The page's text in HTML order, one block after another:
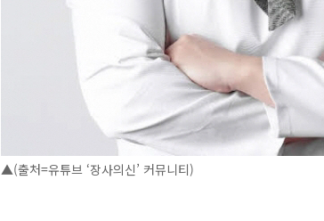
▲(출처=유튜브 ‘장사의신’ 커뮤니티)